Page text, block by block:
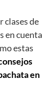
clases de
en cuenta
estas
en